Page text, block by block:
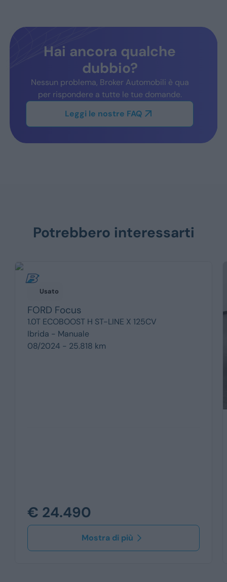
Hai ancora qualche
dubbio?
Nessun problema, Broker Automobili è qua
per rispondere a tutte le tue domande.
Leggi le nostre FAQ
Potrebbero interessarti
Usato
FORD Focus
1.0T ECOBOOST H ST-LINE X 125CV
Ibrida - Manuale
08/2024 - 25.818 km
€ 24.490
Mostra di più